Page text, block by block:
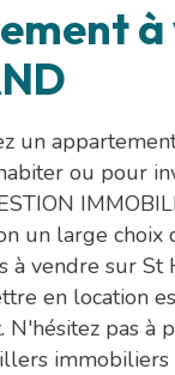
à
un
ou pour
un large choix
à vendre sur St
en location
N'hésitez pas à
immobiliers